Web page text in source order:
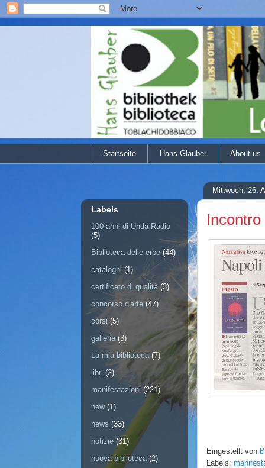
Startseite Hans Glauber About us
Mittwoch, 26.
Eingestellt von
Labels:
Labels
100 anni di Unda Radio
(5)
Biblioteca delle erbe (44)
cataloghi (1)
certificato di qualità (3)
concorso d'arte (47)
corsi (5)
galleria (3)
La mia biblioteca (7)
libri (2)
manifestazioni (221)
new (1)
news (33)
notizie (31)
nuova biblioteca (2)